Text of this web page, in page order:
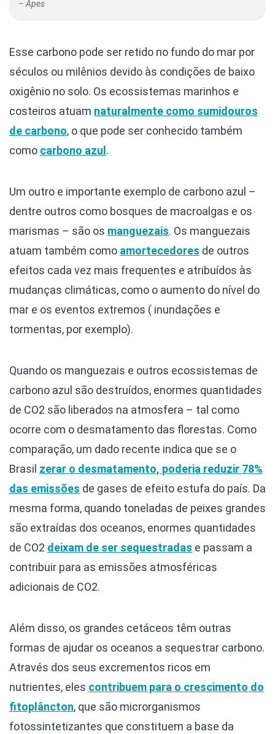
– Apes
Esse carbono pode ser retido no fundo do mar por
séculos ou milênios devido às condições de baixo
oxigênio no solo. Os ecossistemas marinhos e
costeiros atuam naturalmente como sumidouros
de carbono, o que pode ser conhecido também
como carbono azul .
Um outro e importante exemplo de carbono azul –
dentre outros como bosques de macroalgas e os
marismas – são os manguezais. Os manguezais
atuam também como amortecedores de outros
efeitos cada vez mais frequentes e atribuídos às
mudanças climáticas, como o aumento do nível do
mar e os eventos extremos ( inundações e
tormentas, por exemplo).
Quando os manguezais e outros ecossistemas de
carbono azul são destruídos, enormes quantidades
de CO2 são liberados na atmosfera – tal como
ocorre com o desmatamento das florestas. Como
comparação, um dado recente indica que se o
Brasil zerar o desmatamento, poderia reduzir 78%
das emissões de gases de efeito estufa do país. Da
mesma forma, quando toneladas de peixes grandes
são extraídas dos oceanos, enormes quantidades
de CO2 deixam de ser sequestradas e passam a
contribuir para as emissões atmosféricas
adicionais de CO2.
Além disso, os grandes cetáceos têm outras
formas de ajudar os oceanos a sequestrar carbono.
Através dos seus excrementos ricos em
nutrientes, eles contribuem para o crescimento do
fitoplâncton, que são microrganismos
fotossintetizantes que constituem a base da